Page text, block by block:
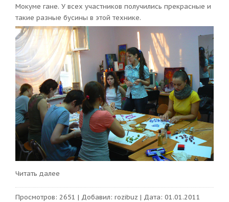
Мокуме гане. У всех участников получились прекрасные и
такие разные бусины в этой технике.
Читать далее
Просмотров: 2651 | Добавил: rozibuz | Дата: 01.01.2011